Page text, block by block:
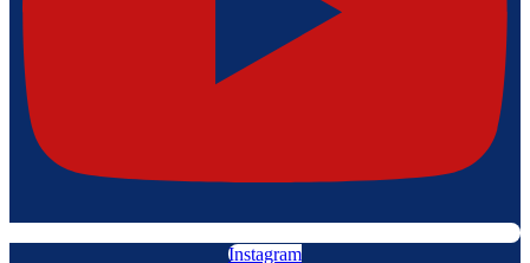
Instagram